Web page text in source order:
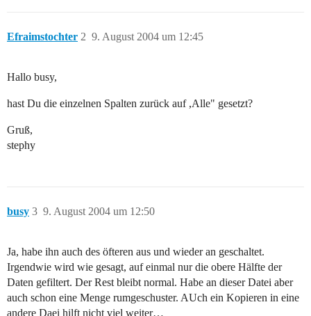
Efraimstochter 9. August 2004 um 12:45
2
Hallo busy,
hast Du die einzelnen Spalten zurück auf ,Alle" gesetzt?
Gruß,
stephy
busy 9. August 2004 um 12:50
3
Ja, habe ihn auch des öfteren aus und wieder an geschaltet.
Irgendwie wird wie gesagt, auf einmal nur die obere Hälfte der
Daten gefiltert. Der Rest bleibt normal. Habe an dieser Datei aber
auch schon eine Menge rumgeschuster. AUch ein Kopieren in eine
andere Daei hilft nicht viel weiter…